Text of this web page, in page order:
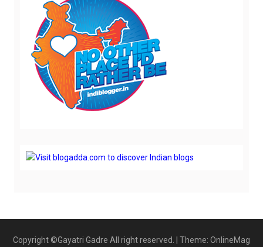
Copyright ©Gayatri Gadre All right reserved. | Theme: OnlineMag